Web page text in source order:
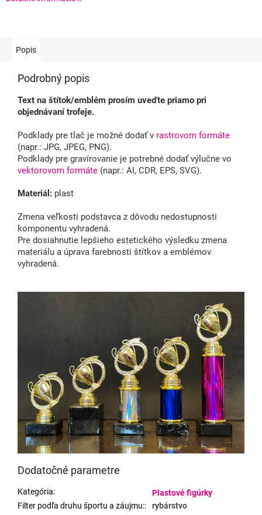
Popis
Podrobný popis
Text na štítok/emblém prosím uveďte priamo pri
objednávaní trofeje.
Podklady pre tlač je možné dodať v rastrovom formáte
(napr.: JPG, JPEG, PNG).
Podklady pre gravírovanie je potrebné dodať výlučne vo
vektorovom formáte (napr.: AI, CDR, EPS, SVG).
Materiál: plast
Zmena veľkosti podstavca z dôvodu nedostupnosti
komponentu vyhradená.
Pre dosiahnutie lepšieho estetického výsledku zmena
materiálu a úprava farebnosti štítkov a emblémov
vyhradená.
Dodatočné parametre
Kategória:
Plastové figúrky
Filter podľa druhu športu a záujmu:: rybárstvo